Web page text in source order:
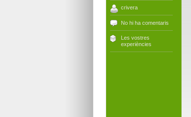
crivera
No hi ha comentaris
Les vostres
experiències